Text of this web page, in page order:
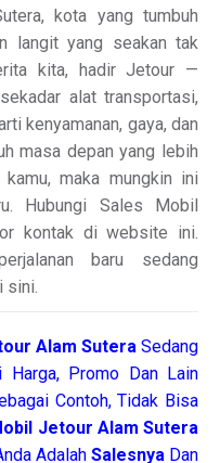
kota yang tumbuh
langit yang seakan tak
kita, hadir Jetour —
alat transportasi,
kenyamanan, gaya, dan
masa depan yang lebih
maka mungkin ini
Hubungi Sales Mobil
kontak di website ini.
baru sedang
sini.
Alam Sutera Sedang
Harga, Promo Dan Lain
Contoh, Tidak Bisa
Jetour Alam Sutera
Adalah Salesnya Dan